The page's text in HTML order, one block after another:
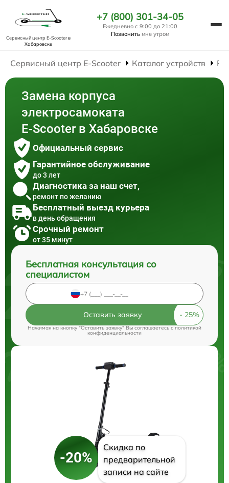
Сервисный центр E-Scooterв
Хабаровске
+7 (800) 301-34-05
Ежедневно с 9:00 до 21:00
Позвонить мне утром
Сервисный центр E-Scooter Каталог устройств
Замена корпуса
электросамоката
E-Scooter в Хабаровске
Официальный сервис
Гарантийное обслуживание
до 3 лет
Диагностика за наш счет,
ремонт по желанию
Бесплатный выезд курьера
в день обращения
Срочный ремонт
от 35 минут
Бесплатная консультация со
специалистом
Оставить заявку
Нажимая на кнопку "Оставить заявку" Вы соглашаетесь cполитикой
конфиденциальности
-20%
Скидка по
предварительной
записи на сайте